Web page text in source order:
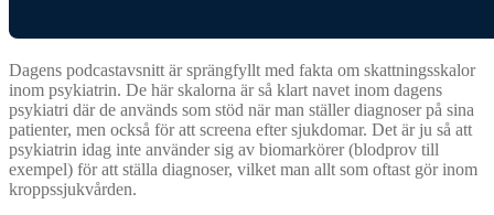
Dagens podcastavsnitt är sprängfyllt med fakta om skattningsskalor
inom psykiatrin. De här skalorna är så klart navet inom dagens
psykiatri där de används som stöd när man ställer diagnoser på sina
patienter, men också för att screena efter sjukdomar. Det är ju så att
psykiatrin idag inte använder sig av biomarkörer (blodprov till
exempel) för att ställa diagnoser, vilket man allt som oftast gör inom
kroppssjukvården.